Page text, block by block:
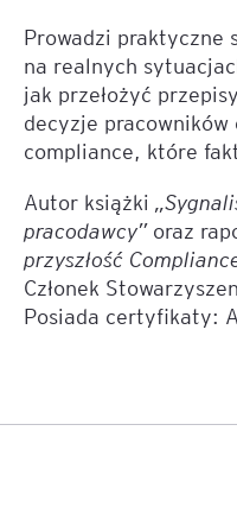
Prowadzi praktyczne
na realnych
jak przełożyć
decyzje pracowników
compliance, które
Autor książki
pracodawcy”oraz
przyszłość
Członek
Posiada certyfikaty: